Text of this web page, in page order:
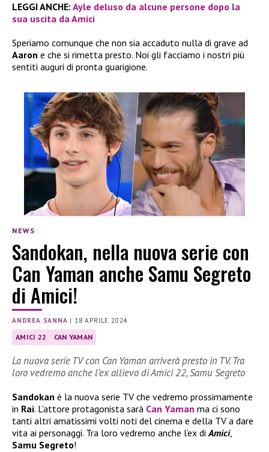
LEGGI ANCHE: Ayle deluso da alcune persone dopo la
sua uscita da Amici
Speriamo comunque che non sia accaduto nulla di grave ad
Aaron e che si rimetta presto. Noi gli facciamo i nostri più
sentiti auguri di pronta guarigione.
NEWS
Sandokan, nella nuova serie con
Can Yaman anche Samu Segreto
di Amici!
ANDREA SANNA | 18 APRILE 2024
AMICI 22 CAN YAMAN
La nuova serie TV con Can Yaman arriverà presto in TV. Tra
loro vedremo anche l’ex allievo di Amici 22, Samu Segreto
Sandokan è la nuova serie TV che vedremo prossimamente
in Rai. L’attore protagonista sarà Can Yaman ma ci sono
tanti altri amatissimi volti noti del cinema e della TV a dare
vita ai personaggi. Tra loro vedremo anche l’ex diAmici,
Samu Segreto!